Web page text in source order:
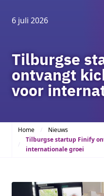
6 juli 2026
Tilburgse
ontvangt
voor
Home
Nieuws
Tilburgse startup Finify
internationale groei